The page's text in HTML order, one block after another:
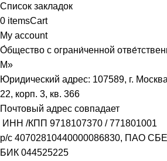
Список закладок
0 itemsCart
My account
О́бщество с ограни́ченной
М»
Юридический адрес: 107589, г.
22, корп. 3, кв. 366
Почтовый адрес совпадает
ИНН /КПП 9718107370 /771801001
р/с 40702810440000086830, ПАО
БИК 044525225